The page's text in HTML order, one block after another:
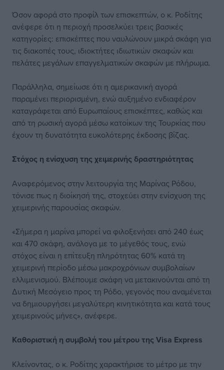
Όσον αφορά στο προφίλ των επισκεπτών, ο κ. Ροδίτης
ανέφερε ότι η περιοχή προσελκύει τρεις βασικές
κατηγορίες: επισκέπτες που ναυλώνουν μικρά σκάφη για
τις διακοπές τους, ιδιοκτήτες ιδιωτικών σκαφών και
πελάτες μεγάλων επαγγελματικών σκαφών με πλήρωμα.
Παράλληλα, σημείωσε ότι η αμερικανική αγορά
παραμένει περιορισμένη, ενώ αυξημένο ενδιαφέρον
καταγράφεται από Ευρωπαίους επισκέπτες, καθώς και
από τη ρωσική αγορά μέσω κατοίκων της Τουρκίας που
έχουν τη δυνατότητα ευκολότερης έκδοσης βίζας.
Στόχος η ενίσχυση της χειμερινής δραστηριότητας
Αναφερόμενος στην λειτουργία της Μαρίνας Ρόδου,
τόνισε πως η διοίκησή της, στοχεύει στην ενίσχυση της
χειμερινής παρουσίας σκαφών.
«Σήμερα η μαρίνα μπορεί να φιλοξενήσει από 240 έως
και 470 σκάφη, ανάλογα με το μέγεθός τους, ενώ
στόχος είναι η επίτευξη πληρότητας 60% κατά τη
χειμερινή περίοδο μέσω μακροχρόνιων συμβολαίων
ελλιμενισμού. Βλέπουμε σκάφη να μετακινούνται από τη
Δυτική Μεσόγειο προς τη Ρόδο, γεγονός που αναμένεται
να δημιουργήσει μεγαλύτερη κινητικότητα και κατά τους
χειμερινούς μήνες», ανέφερε.
Καθοριστική η συμβολή του μέτρου της Visa Express
Κλείνοντας, ο κ. Ροδίτης χαρακτήρισε το μέτρο με την